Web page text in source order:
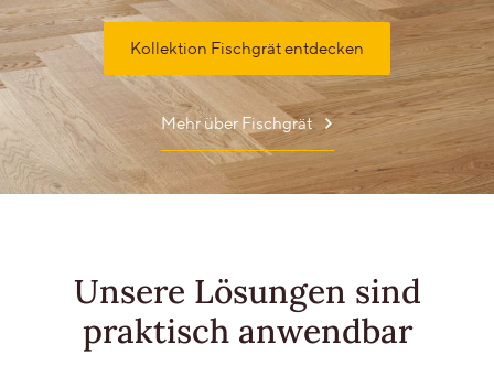
Kollektion Fischgrät entdecken
Mehr über Fischgrät
Unsere Lösungen sind
praktisch anwendbar